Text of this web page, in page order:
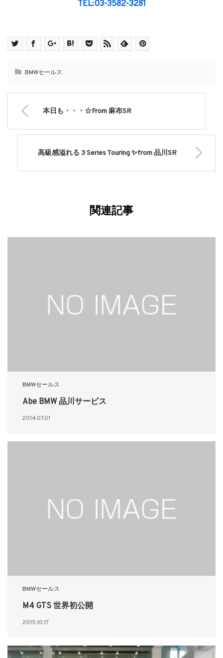
TEL:03-3582-3281
BMWセールス
本日も・・・☆From 麻布SR
高級感溢れる 3 Series Touring ✨from 品川SR
関連記事
BMWセールス
Abe BMW 品川サービス
2014.07.01
BMWセールス
M4 GTS 世界初公開
2015.10.17